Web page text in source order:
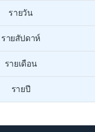
รายวัน
รายสัปดาห์
รายเดือน
รายปี